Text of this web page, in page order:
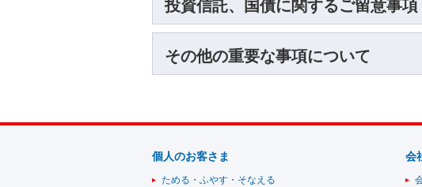
投資信託、国債に関するご留意事項
その他の重要な事項について
個人のお客さま
ためる・ふやす・そなえる
会